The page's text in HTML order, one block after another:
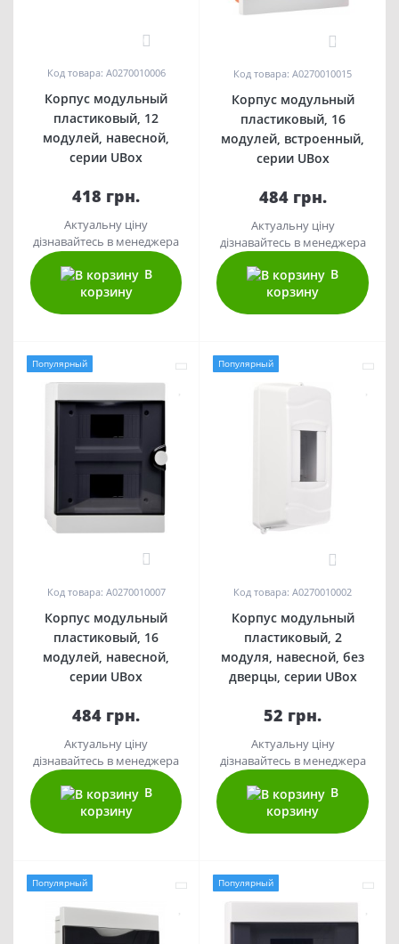
0
Код товара: A0270010006
Корпус модульный
пластиковый, 12
модулей, навесной,
серии UBox
418 грн.
Актуальну ціну
дізнавайтесь в менеджера
В
корзину
0
Код товара: A0270010015
Корпус модульный
пластиковый, 16
модулей, встроенный,
серии UBox
484 грн.
Актуальну ціну
дізнавайтесь в менеджера
В
корзину
Популярный
Код товара: A0270010007
Корпус модульный
пластиковый, 16
модулей, навесной,
серии UBox
484 грн.
Актуальну ціну
дізнавайтесь в менеджера
В
корзину
Популярный
Код товара: A0270010002
Корпус модульный
пластиковый, 2
модуля, навесной, без
дверцы, серии UBox
52 грн.
Актуальну ціну
дізнавайтесь в менеджера
В
корзину
Популярный Популярный